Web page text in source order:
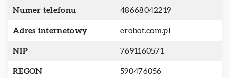
Numer telefonu 48668042219
Adres internetowy erobot.com.pl
NIP 7691160571
REGON 590476056